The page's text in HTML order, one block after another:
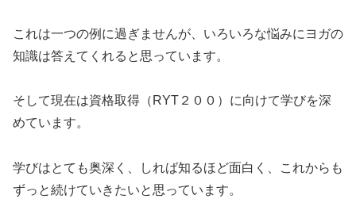
これは一つの例に過ぎませんが、いろいろな悩みにヨガの
知識は答えてくれると思っています。
そして現在は資格取得（RYT２００）に向けて学びを深
めています。
学びはとても奥深く、しれば知るほど面白く、これからも
ずっと続けていきたいと思っています。